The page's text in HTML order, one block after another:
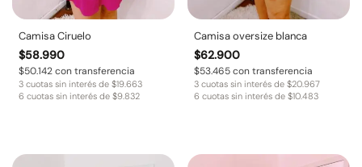
Camisa Ciruelo
$58.990
$50.142con transferencia
3 cuotas sin interés de $19.663
6 cuotas sin interés de $9.832
Camisa oversize blanca
$62.900
$53.465con transferencia
3 cuotas sin interés de$20.967
6 cuotas sin interés de$10.483